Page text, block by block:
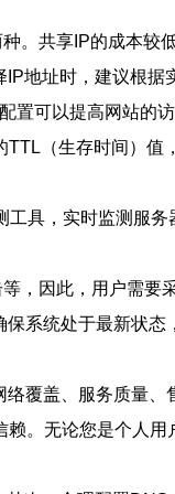
。共享IP的成本较
地址时，建议根据
置可以提高网站的
（生存时间）值
具，实时监测服
，因此，用户需要
系统处于最新状态
覆盖、服务质量、
。无论您是个人